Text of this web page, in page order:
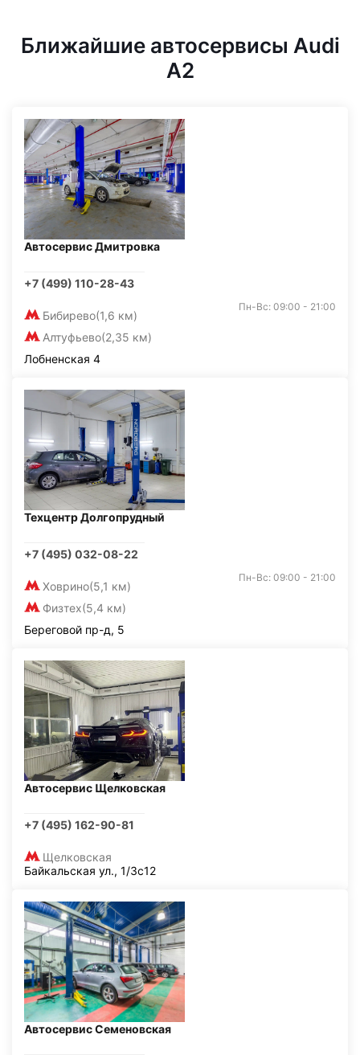
Ближайшие автосервисы Audi
A2
Автосервис Дмитровка
+7 (499) 110-28-43
Бибирево(1,6 км)
Алтуфьево(2,35 км)
Пн-Вс: 09:00 - 21:00
Лобненская 4
Техцентр Долгопрудный
+7 (495) 032-08-22
Ховрино(5,1 км)
Физтех(5,4 км)
Пн-Вс: 09:00 - 21:00
Береговой пр-д, 5
Автосервис Щелковская
+7 (495) 162-90-81
Щелковская
Байкальская ул., 1/3с12
Автосервис Семеновская